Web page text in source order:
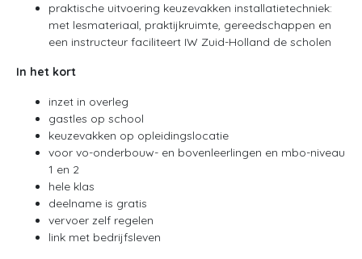
praktische uitvoering keuzevakken installatietechniek:
met lesmateriaal, praktijkruimte, gereedschappen en
een instructeur faciliteert IW Zuid-Holland de scholen
In het kort
inzet in overleg
gastles op school
keuzevakken op opleidingslocatie
voor vo-onderbouw- en bovenleerlingen en mbo-niveau
1 en 2
hele klas
deelname is gratis
vervoer zelf regelen
link met bedrijfsleven